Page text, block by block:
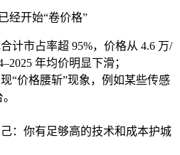
经开始“卷价格”
计市占率超 95%，价格从 4.6 万/
年均价明显下滑；
“价格腰斩”现象，例如某些传感
：你有足够高的技术和成本护城